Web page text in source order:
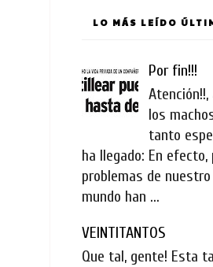
LO MÁS LEÍDO
Por fin!!!
los
tanto
ha llegado: En
problemas de
mundo han ...
VEINTITANTOS
Que tal, gente! Esta